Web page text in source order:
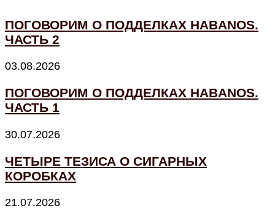
ПОГОВОРИМ О ПОДДЕЛКАХ HABANOS.
ЧАСТЬ 2
03.08.2026
ПОГОВОРИМ О ПОДДЕЛКАХ HABANOS.
ЧАСТЬ 1
30.07.2026
ЧЕТЫРЕ ТЕЗИСА О СИГАРНЫХ
КОРОБКАХ
21.07.2026